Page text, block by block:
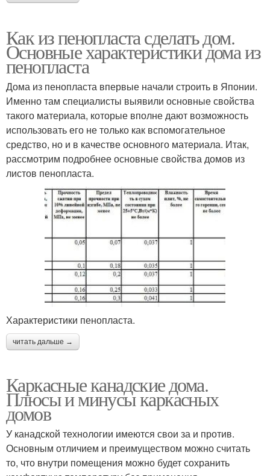
Как из пенопласта сделать дом.
Основные характеристики дома из
пенопласта
Дома из пенопласта впервые начали строить в Японии.
Именно там специалисты выявили основные свойства
такого материала, которые вполне дают возможность
использовать его не только как вспомогательное
средство, но и в качестве основного материала. Итак,
рассмотрим подробнее основные свойства домов из
листов пенопласта.
Характеристики пенопласта.
читать дальше →
Каркасные канадские дома.
Плюсы и минусы каркасных
домов
У канадской технологии имеются свои за и против.
Основным отличием и преимуществом можно считать
то, что внутри помещения можно будет сохранить